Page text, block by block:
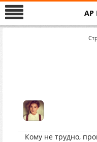
AP
Кому не трудно,